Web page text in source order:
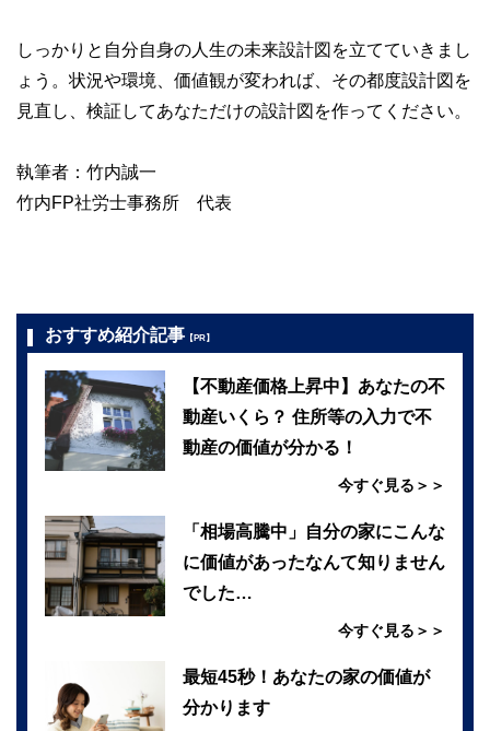
しっかりと自分自身の人生の未来設計図を立てていきまし
ょう。状況や環境、価値観が変われば、その都度設計図を
見直し、検証してあなただけの設計図を作ってください。
執筆者：竹内誠一
竹内FP社労士事務所 代表
おすすめ紹介記事 【PR】
【不動産価格上昇中】あなたの不
動産いくら？ 住所等の入力で不
動産の価値が分かる！
今すぐ見る＞＞
「相場高騰中」自分の家にこんな
に価値があったなんて知りません
でした…
今すぐ見る＞＞
最短45秒！あなたの家の価値が
分かります